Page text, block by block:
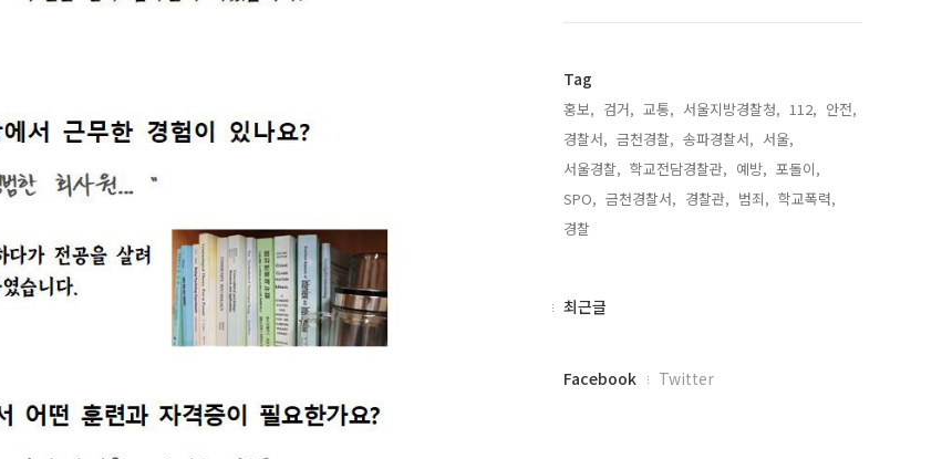
Tag
홍보, 검거, 교통, 서울지방경찰청, 112, 안전,
경찰서, 금천경찰, 송파경찰서, 서울,
서울경찰, 학교전담경찰관, 예방, 포돌이,
SPO, 금천경찰서, 경찰관, 범죄, 학교폭력,
경찰,
최
최근글
페
Facebook Twitter